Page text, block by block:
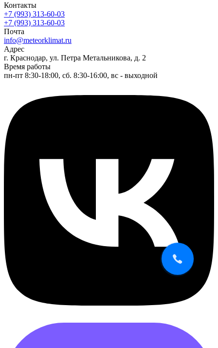
Контакты
+7 (993) 313-60-03
+7 (993) 313-60-03
Почта
info@meteorklimat.ru
Адрес
г. Краснодар, ул. Петра Метальникова, д. 2
Время работы
пн-пт 8:30-18:00, сб. 8:30-16:00, вс - выходной